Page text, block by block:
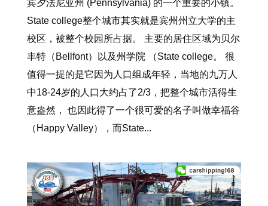
宾夕法尼亚州 (Pennsylvania) 的一个重要的小镇。
State college整个城市其实就是宾州州立大学的主
校区，被整个校园所占据。 主要的居住区域为贝尔
丰特（Bellfont）以及州学院 （State college。 很
值得一提的是它因为人口组成年轻，当地的九万人
中18-24岁的人口大约占了2/3，把整个城市活得生
意盎然， 也因此得了一个很可爱的名子叫做幸福谷
（Happy Valley），而State...